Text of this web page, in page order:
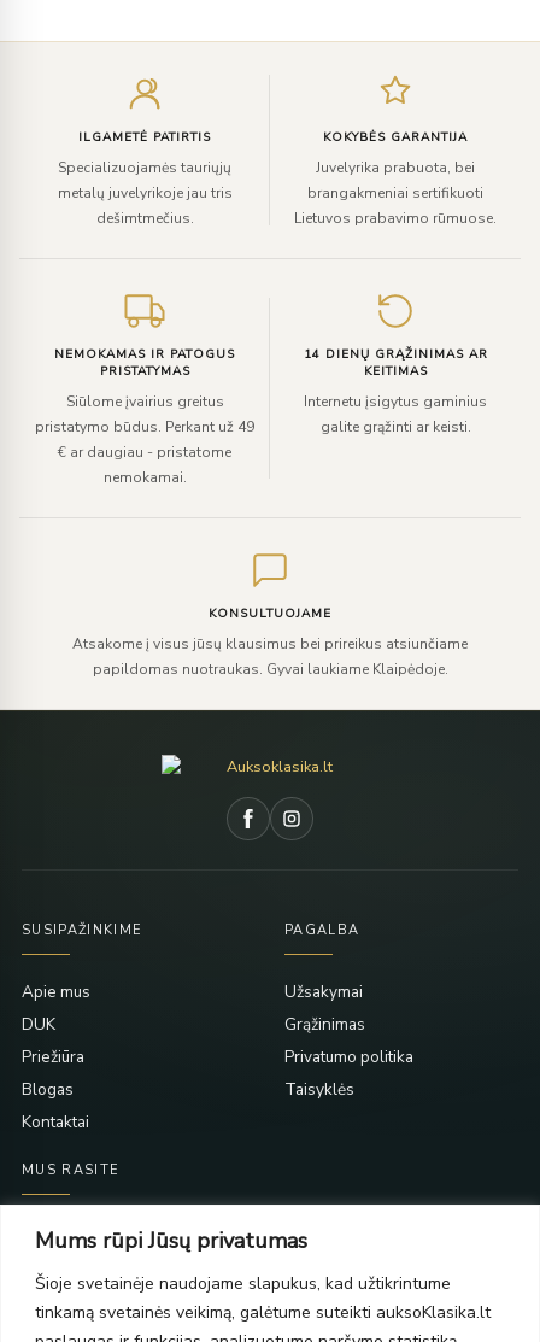
Mums rūpi Jūsų privatumas
Šioje svetainėje naudojame slapukus, kad užtikrintume
tinkamą svetainės veikimą, galėtume suteikti auksoKlasika.lt
ILGAMETĖ PATIRTIS
Specializuojamės tauriųjų
metalų juvelyrikoje jau tris
dešimtmečius.
KOKYBĖS GARANTIJA
Juvelyrika prabuota, bei
brangakmeniai sertifikuoti
Lietuvos prabavimo rūmuose.
NEMOKAMAS IR PATOGUS
PRISTATYMAS
Siūlome įvairius greitus
pristatymo būdus. Perkant už 49
€ ar daugiau - pristatome
nemokamai.
14 DIENŲ GRĄŽINIMAS AR
KEITIMAS
Internetu įsigytus gaminius
galite grąžinti ar keisti.
KONSULTUOJAME
Atsakome į visus jūsų klausimus bei prireikus atsiunčiame
papildomas nuotraukas. Gyvai laukiame Klaipėdoje.
SUSIPAŽINKIME
Apie mus
DUK
Priežiūra
Blogas
Kontaktai
PAGALBA
Užsakymai
Grąžinimas
Privatumo politika
Taisyklės
MUS RASITE
Taikos pr. 139
PC Molas, Klaipėda
Taikos pr. 141
PC BIG 2, Klaipėda
Šilutės pl. 35